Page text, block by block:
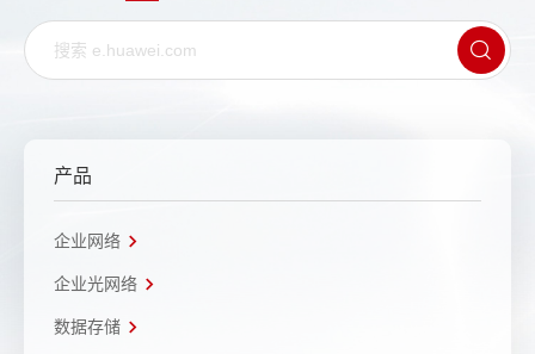
产品
企业网络
企业光网络
数据存储